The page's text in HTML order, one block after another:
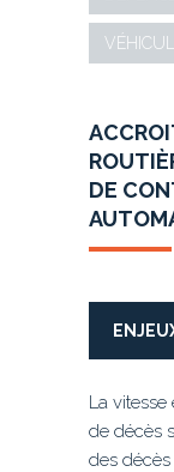
DE
La
de décès
des